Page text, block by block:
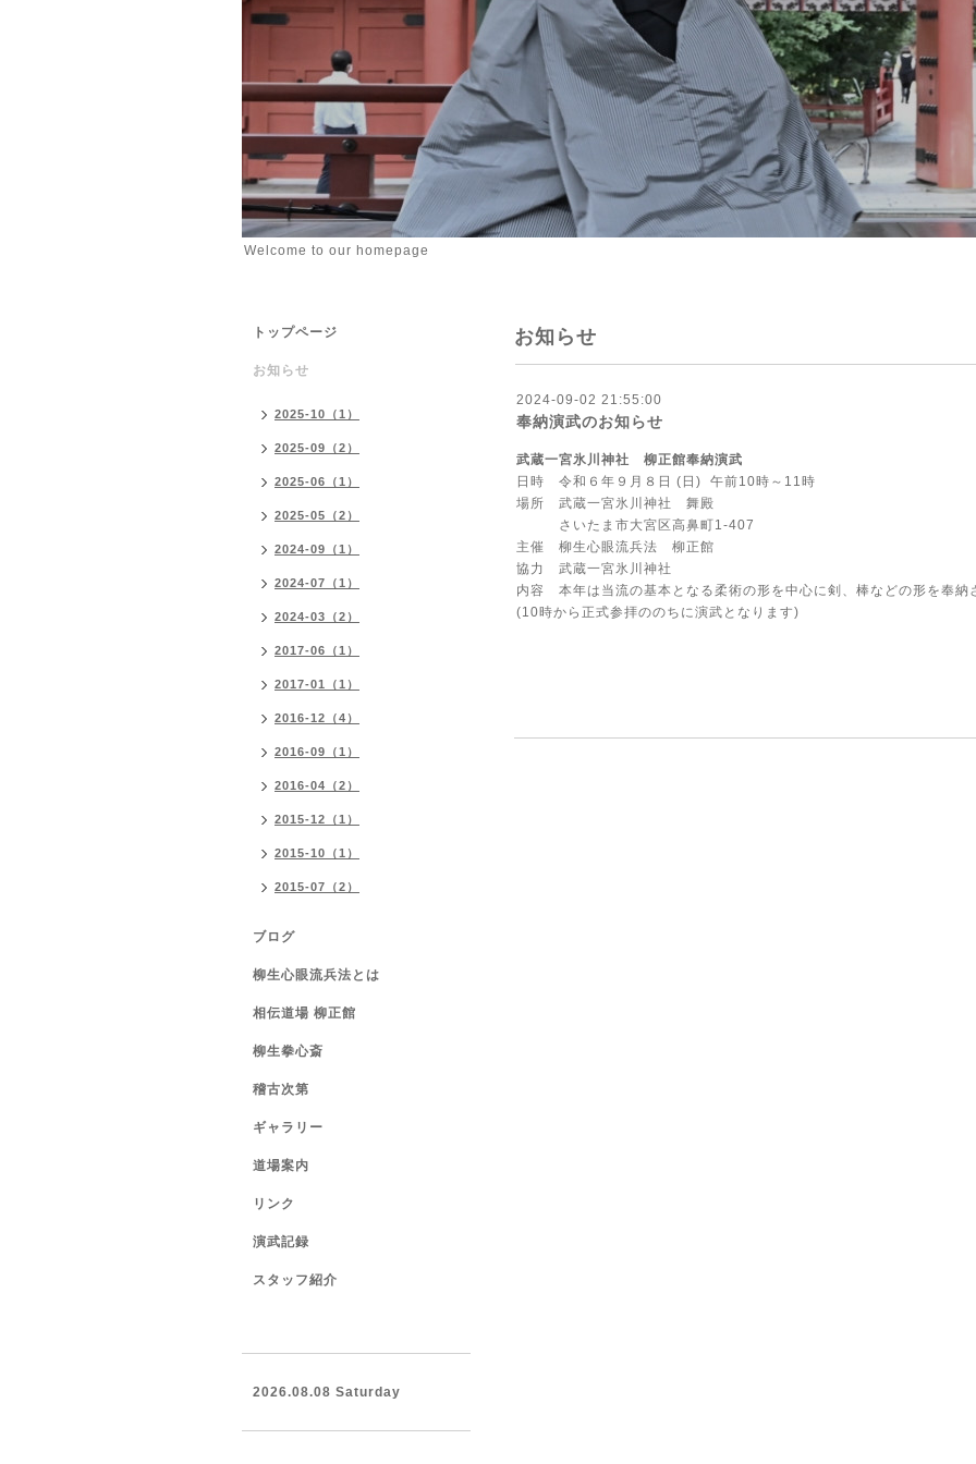
Welcome to our homepage
お知らせ
2024-09-02 21:55:00
奉納演武のお知らせ
武蔵一宮氷川神社 柳正館奉納演武
日時 令和６年９月８日 (日) 午前10時～11時
場所 武蔵一宮氷川神社 舞殿
さいたま市大宮区高鼻町1-407
主催 柳生心眼流兵法 柳正館
協力 武蔵一宮氷川神社
内容 本年は当流の基本となる柔術の形を中心に剣、棒などの形を奉納
(10時から正式参拝ののちに演武となります)
トップページ
お知らせ
2025-10（1）
2025-09（2）
2025-06（1）
2025-05（2）
2024-09（1）
2024-07（1）
2024-03（2）
2017-06（1）
2017-01（1）
2016-12（4）
2016-09（1）
2016-04（2）
2015-12（1）
2015-10（1）
2015-07（2）
ブログ
柳生心眼流兵法とは
相伝道場 柳正館
柳生拳心斎
稽古次第
ギャラリー
道場案内
リンク
演武記録
スタッフ紹介
2026.08.08 Saturday